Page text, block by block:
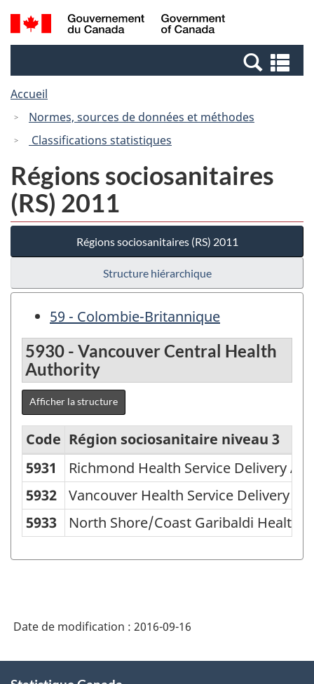
Passer
au
Passer
à
Canada
Recherche
et
et
Accueil
Normes, sources de données et méthodes
Classifications statistiques
Régions sociosanitaires
(RS) 2011
Régions sociosanitaires (RS) 2011
Structure hiérarchique
59 - Colombie-Britannique
5930 - Vancouver Central Health
Authority
Afficher la structure
Régions
sociosanitaires
(RS)
2011
-
la
classification
Code Région sociosanitaire niveau 3
5931
Richmond Health Service Delivery
5932
Vancouver Health Service Delivery
5933
North Shore/Coast Garibaldi Health
Date de modification : 2016-09-16